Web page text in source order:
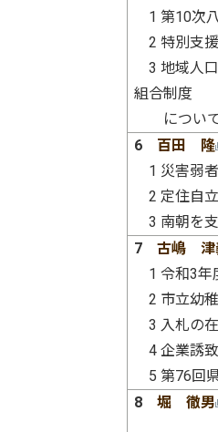
1 第10次
2 特別支
3 地域人
組合制度
につい
6 百田 隆
1 災害弱
2 定住自
3 南朝を
7古嶋 津
1 令和3年
2 市立幼
3 入札の
4 企業誘
5 第76回
8堀 徹男